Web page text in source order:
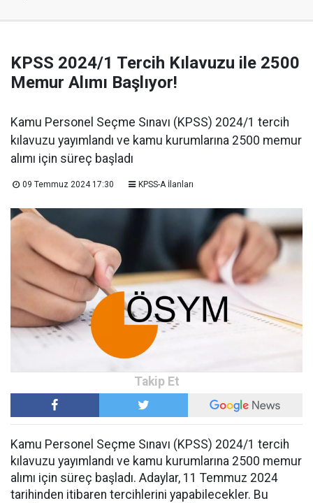
KPSS 2024/1 Tercih Kılavuzu ile 2500
Memur Alımı Başlıyor!
Kamu Personel Seçme Sınavı (KPSS) 2024/1 tercih
kılavuzu yayımlandı ve kamu kurumlarına 2500 memur
alımı için süreç başladı
09 Temmuz 2024 17:30 KPSS-A İlanları
Kamu Personel Seçme Sınavı (KPSS) 2024/1 tercih
kılavuzu yayımlandı ve kamu kurumlarına 2500 memur
alımı için süreç başladı. Adaylar, 11 Temmuz 2024
tarihinden itibaren tercihlerini yapabilecekler. Bu